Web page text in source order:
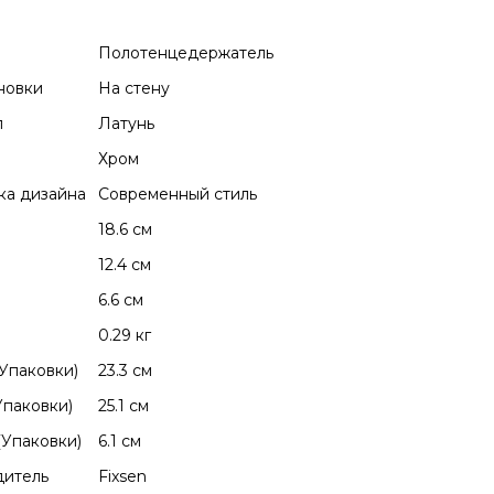
Полотенцедержатель
На стену
Латунь
Хром
дизайна
Современный стиль
18.6 см
12.4 см
6.6 см
0.29 кг
23.3 см
25.1 см
6.1 см
Fixsen